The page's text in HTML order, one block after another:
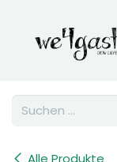
Alle Produkte